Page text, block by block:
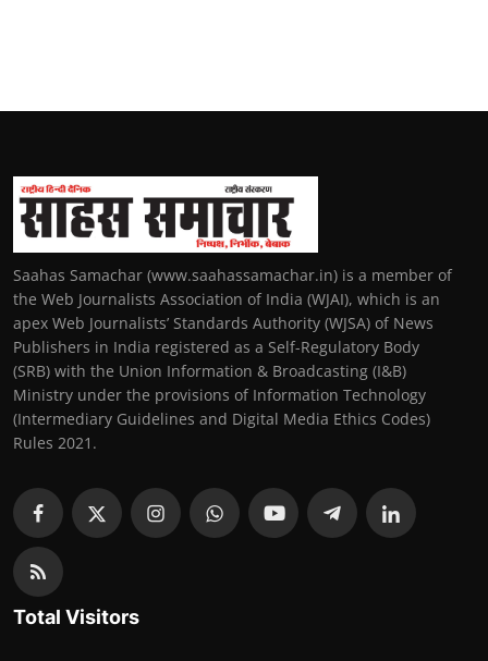
Saahas Samachar (www.saahassamachar.in) is a member of
the Web Journalists Association of India (WJAI), which is an
apex Web Journalists’ Standards Authority (WJSA) of News
Publishers in India registered as a Self-Regulatory Body
(SRB) with the Union Information & Broadcasting (I&B)
Ministry under the provisions of Information Technology
(Intermediary Guidelines and Digital Media Ethics Codes)
Rules 2021.
Total Visitors